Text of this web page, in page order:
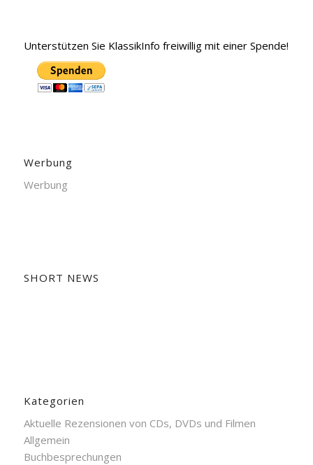
Unterstützen Sie KlassikInfo freiwillig mit einer Spende!
Werbung
Werbung
SHORT NEWS
Kategorien
Aktuelle Rezensionen von CDs, DVDs und Filmen
Allgemein
Buchbesprechungen